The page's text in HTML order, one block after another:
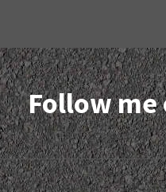
Follow me